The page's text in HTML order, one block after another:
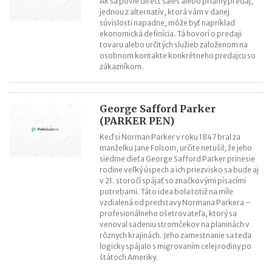
jednou z alternatív, ktorá vám v danej
súvislosti napadne, môže byť napríklad
ekonomická definícia. Tá hovorí o predaji
tovaru alebo určitých služieb založenom na
osobnom kontakte konkrétneho predajcu so
zákazníkom.
George Safford Parker
(PARKER PEN)
Keď si Norman Parker v roku 1847 bral za
manželku Jane Folsom, určite netušil, že jeho
siedme dieťa George Safford Parker prinesie
rodine veľký úspech a ich priezvisko sa bude aj
v 21. storočí spájať so značkovými písacími
potrebami. Táto idea bola totiž na míle
vzdialená od predstavy Normana Parkera –
profesionálneho ošetrovateľa, ktorý sa
venoval sadeniu stromčekov na planinách v
rôznych krajinách. Jeho zamestnanie sa teda
logicky spájalo s migrovaním celej rodiny po
štátoch Ameriky.